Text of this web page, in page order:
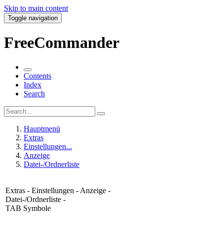
Skip to main content
Toggle navigation
FreeCommander
Contents
Index
Search
Hauptmenü
Extras
Einstellungen...
Anzeige
Datei-/Ordnerliste
Extras - Einstellungen - Anzeige -
Datei-/Ordnerliste -
TAB Symbole